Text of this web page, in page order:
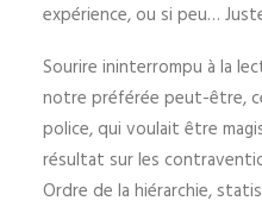
expérience, ou si peu…
Sourire ininterrompu à la
notre préférée peut-être,
police, qui voulait être
résultat sur les
Ordre de la hiérarchie,